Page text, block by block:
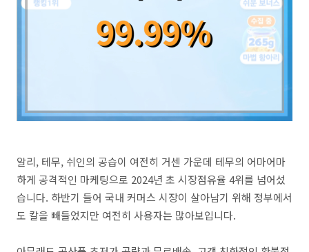
알리, 테무, 쉬인의 공습이 여전히 거센 가운데 테무의 어마어마
하게 공격적인 마케팅으로 2024년 초 시장점유율 4위를 넘어섰
습니다. 하반기 들어 국내 커머스 시장이 살아남기 위해 정부에서
도 칼을 빼들었지만 여전히 사용자는 많아보입니다.